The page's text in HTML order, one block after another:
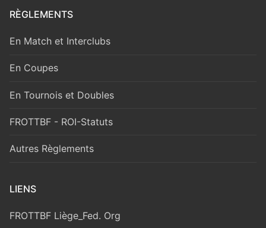
RÈGLEMENTS
En Match et Interclubs
En Coupes
En Tournois et Doubles
FROTTBF - ROI-Statuts
Autres Règlements
LIENS
FROTTBF Liège_Fed. Org